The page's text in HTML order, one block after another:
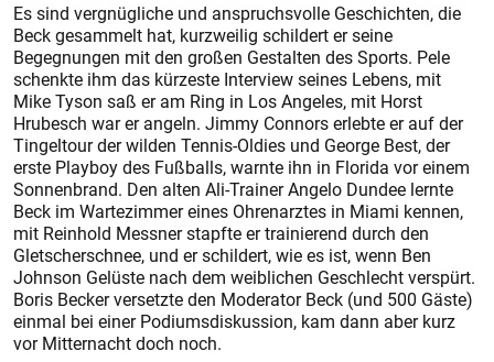
Es sind vergnügliche und anspruchsvolle Geschichten, die
Beck gesammelt hat, kurzweilig schildert er seine
Begegnungen mit den großen Gestalten des Sports. Pele
schenkte ihm das kürzeste Interview seines Lebens, mit
Mike Tyson saß er am Ring in Los Angeles, mit Horst
Hrubesch war er angeln. Jimmy Connors erlebte er auf der
Tingeltour der wilden Tennis-Oldies und George Best, der
erste Playboy des Fußballs, warnte ihn in Florida vor einem
Sonnenbrand. Den alten Ali-Trainer Angelo Dundee lernte
Beck im Wartezimmer eines Ohrenarztes in Miami kennen,
mit Reinhold Messner stapfte er trainierend durch den
Gletscherschnee, und er schildert, wie es ist, wenn Ben
Johnson Gelüste nach dem weiblichen Geschlecht verspürt.
Boris Becker versetzte den Moderator Beck (und 500 Gäste)
einmal bei einer Podiumsdiskussion, kam dann aber kurz
vor Mitternacht doch noch.